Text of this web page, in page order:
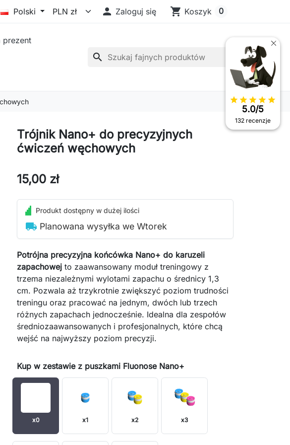
Polski  Zaloguj się shopping_cart Koszyk 0
prezent
search
Trójnik Nano+ do precyzyjnych
ćwiczeń węchowych
15,00 zł
Produkt dostępny w dużej ilości
local_shipping Planowana wysyłka we Wtorek
Potrójna precyzyjna końcówka Nano+ do karuzeli
zapachowej to zaawansowany moduł treningowy z
trzema niezależnymi wylotami zapachu o średnicy 1,3
cm. Pozwala aż trzykrotnie zwiększyć poziom trudności
treningu oraz pracować na jednym, dwóch lub trzech
różnych zapachach jednocześnie. Idealna dla zespołów
średniozaawansowanych i profesjonalnych, które chcą
wejść na najwyższy poziom precyzji.
Kup w zestawie z puszkami Fluonose Nano+
x0 x1 x2 x3
star star star star star
5.0/5
132 recenzje